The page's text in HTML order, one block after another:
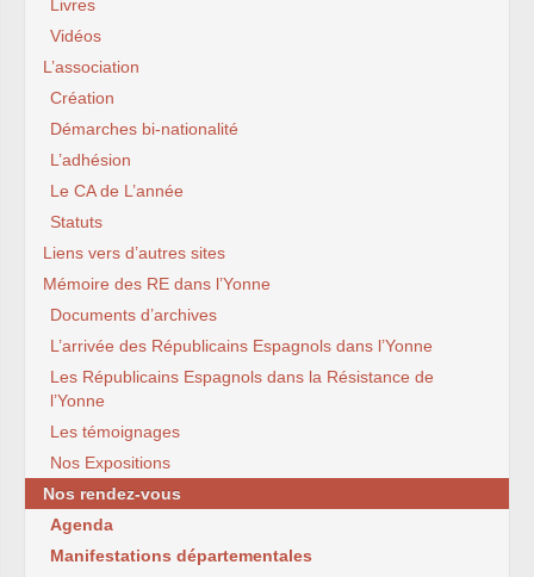
Livres
Vidéos
L’association
Création
Démarches bi-nationalité
L’adhésion
Le CA de L’année
Statuts
Liens vers d’autres sites
Mémoire des RE dans l’Yonne
Documents d’archives
L’arrivée des Républicains Espagnols dans l’Yonne
Les Républicains Espagnols dans la Résistance de
l’Yonne
Les témoignages
Nos Expositions
Nos rendez-vous
Agenda
Manifestations départementales